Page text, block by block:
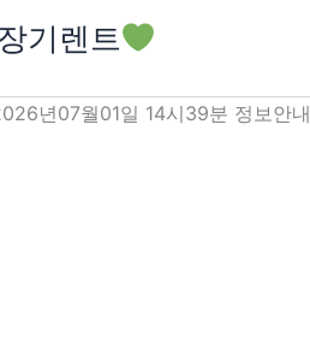
기렌트
년07월01일 14시39분 정보안내